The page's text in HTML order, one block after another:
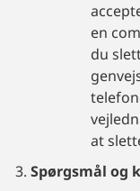
en
du
at
Spørgsmål og